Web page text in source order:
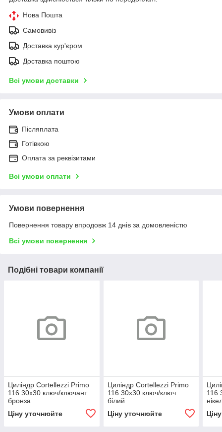
Нова Пошта
Самовивіз
Доставка кур'єром
Доставка поштою
Всі умови доставки
Умови оплати
Післяплата
Готівкою
Оплата за реквізитами
Всі умови оплати
Умови повернення
Повернення товару впродовж 14 днів за домовленістю
Всі умови повернення
Подібні товари компанії
Циліндр Cortellezzi Primo
116 30x30 ключ/ключант
бронза
Ціну уточнюйте
Циліндр Cortellezzi Primo
116 30x30 ключ/ключ
білий
Ціну уточнюйте
116